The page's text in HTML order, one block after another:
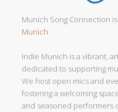
Munich Song Connection
Munich
Indie Munich is a vibrant,
dedicated to supporting
We host open mics and
fostering a welcoming
and seasoned performers